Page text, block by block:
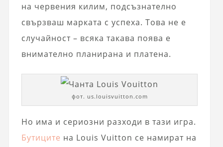
на червения килим, подсъзнателно
свързваш марката с успеха. Това не е
случайност – всяка такава поява е
внимателно планирана и платена.
фот. us.louisvuitton.com
Но има и сериозни разходи в тази игра.
Бутиците на Louis Vuitton се намират на